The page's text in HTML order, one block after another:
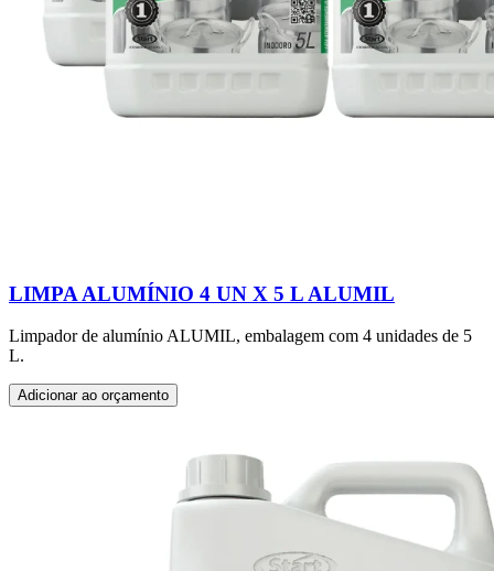
LIMPA ALUMÍNIO 4 UN X 5 L ALUMIL
Limpador de alumínio ALUMIL, embalagem com 4 unidades de 5
L.
Adicionar ao orçamento